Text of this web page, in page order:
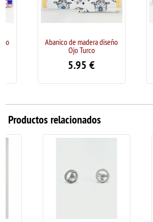
Abanico de madera diseño
Ojo Turco
€
Productos relacionados